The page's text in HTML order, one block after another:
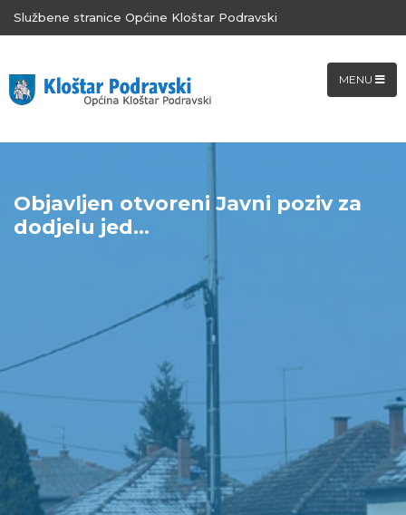
Službene stranice Općine Kloštar Podravski
MENU
Objavljen otvoreni Javni poziv za
dodjelu jed...